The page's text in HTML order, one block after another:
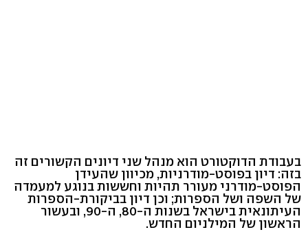
בעבודת הדוקטורט הוא מנהל שני דיונים הקשורים זה
בזה: דיון בפוסט-מודרניות, מכיוון שהעידן
הפוסט-מודרני מעורר תהיות וחששות בנוגע למעמדה
של השפה ושל הספרות; וכן דיון בביקורת-הספרות
העיתונאית בישראל בשנות ה-80, ה-90, ובעשור
הראשון של המילניום החדש.